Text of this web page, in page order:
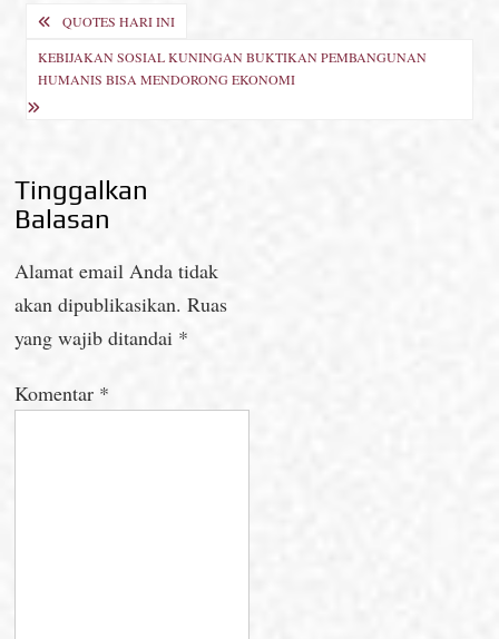
Navigasi
pos
QUOTES HARI INI
KEBIJAKAN SOSIAL KUNINGAN BUKTIKAN PEMBANGUNAN
HUMANIS BISA MENDORONG EKONOMI
Tinggalkan
Balasan
Alamat email Anda tidak
akan dipublikasikan. Ruas
yang wajib ditandai *
Komentar *